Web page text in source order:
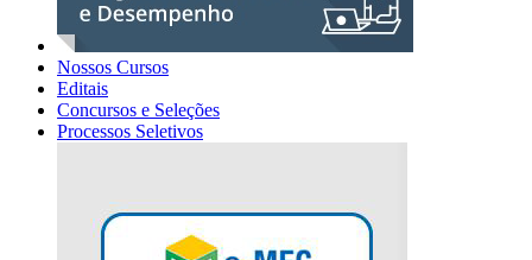
Nossos Cursos
Editais
Concursos e Seleções
Processos Seletivos